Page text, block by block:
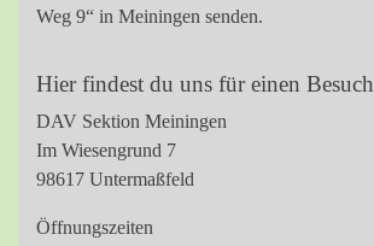
Weg 9“ in Meiningen senden.
Hier findest du uns für einen Besuch
DAV Sektion Meiningen
Im Wiesengrund 7
98617 Untermaßfeld
Öffnungszeiten